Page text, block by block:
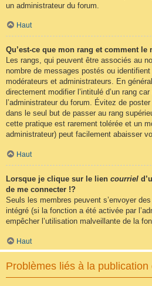
un administrateur du forum.
Haut
Qu’est-ce que mon rang et comment le
Les rangs, qui peuvent être associés au
nombre de messages postés ou
modérateurs et administrateurs. En
directement modifier l’intitulé d’un rang
l’administrateur du forum. Évitez de
dans le seul but de passer au rang
cette pratique est rarement tolérée et un
administrateur) peut facilement abaisser
Haut
Lorsque je clique sur le lien courriel
de me connecter !?
Seuls les membres peuvent s’envoyer
intégré (si la fonction a été activée par
empêcher l’utilisation malveillante de la
Haut
Problèmes liés à la